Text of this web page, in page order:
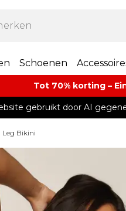
Schoenen
Tot 70% korting –
gebruikt door AI
Leg Bikini